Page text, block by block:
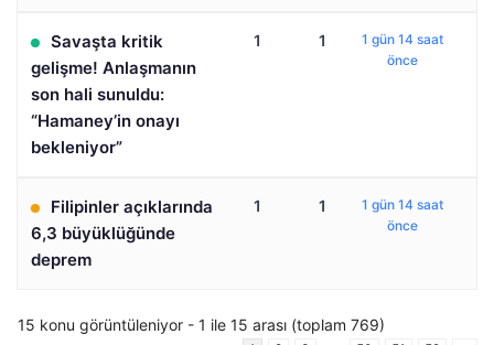
Savaşta kritik
gelişme! Anlaşmanın
son hali sunuldu:
“Hamaney’in onayı
bekleniyor”
1 1
1 gün 14 saat
önce
Filipinler açıklarında
6,3 büyüklüğünde
deprem
1 1
1 gün 14 saat
önce
15 konu görüntüleniyor - 1 ile 15 arası (toplam 769)